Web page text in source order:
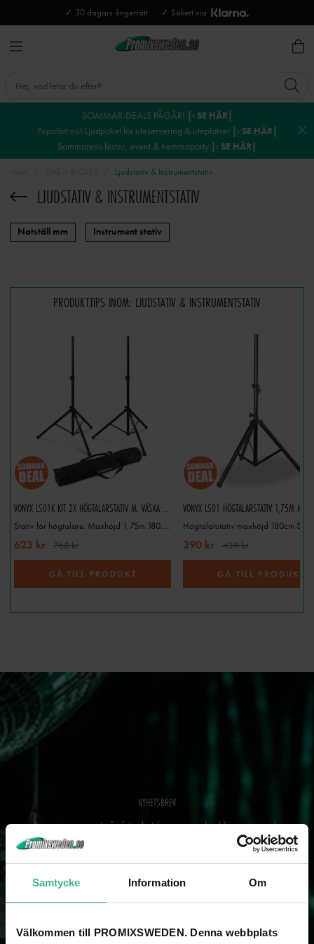
Samtycke Information Om
Välkommen till PROMIXSWEDEN. Denna webbplats
✓ 30 dagars ångerrätt ✓ Säkert via
SOMMAR-DEALS PÅGÅR! |› SE HÄR|
Populärt nu! Ljudpaket för uteservering & uteplatser |› SE HÄR|
Sommarens fester, event & hemmaparty |› SE HÄR|
Ljudstativ & Instrumentstativ
LJUDSTATIV & INSTRUMENTSTATIV
Notställ mm Instrument stativ
PRODUKTTIPS INOM: LJUDSTATIV & INSTRUMENTSTATIV
VONYX LS01K KIT 2X HÖGTALARSTATIV M. VÄSKA 1.8M 30KG
Stativ för högtalare. Maxhöjd 1,75m 180.550
623 kr 768 kr
GÅ TILL PRODUKT
VONYX LS01 HÖGTALARSTATIV 1,75M MAX
390 kr 439 kr
GÅ TILL PRODUKT
NYHETSBREV
Som prenumerant på vårt nyhetsbrev missar du aldrig spännande
SKICKA